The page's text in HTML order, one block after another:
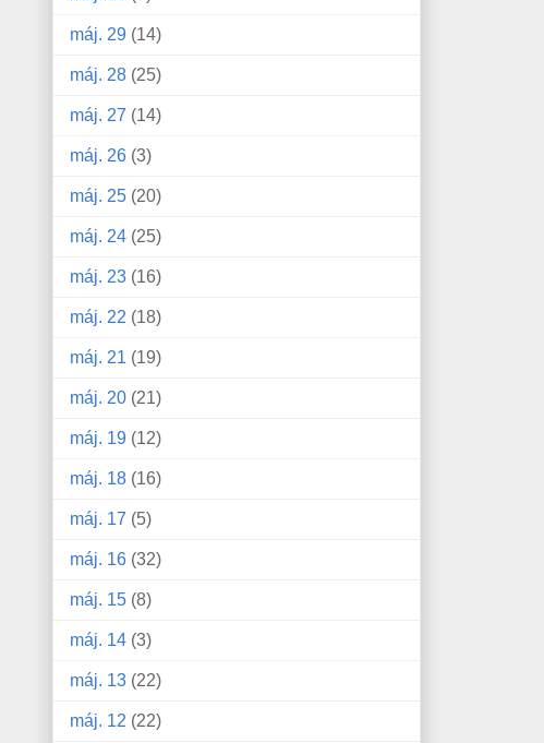
máj. 29 (14)
máj. 28 (25)
máj. 27 (14)
máj. 26 (3)
máj. 25 (20)
máj. 24 (25)
máj. 23 (16)
máj. 22 (18)
máj. 21 (19)
máj. 20 (21)
máj. 19 (12)
máj. 18 (16)
máj. 17 (5)
máj. 16 (32)
máj. 15 (8)
máj. 14 (3)
máj. 13 (22)
máj. 12 (22)